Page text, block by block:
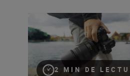
2 MIN DE
Le nouveau NIKKOR Z